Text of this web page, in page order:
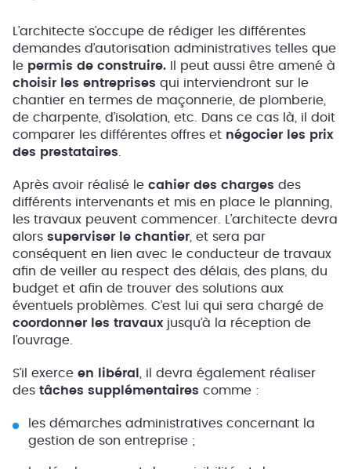
L’architecte s’occupe de rédiger les différentes
demandes d’autorisation administratives telles que
le permis de construire. Il peut aussi être amené à
choisir les entreprises qui interviendront sur le
chantier en termes de maçonnerie, de plomberie,
de charpente, d’isolation, etc. Dans ce cas là, il doit
comparer les différentes offres et négocier les prix
des prestataires
Après avoir réalisé le cahier des charges des
différents intervenants et mis en place le planning,
les travaux peuvent commencer. L’architecte devra
alors superviser le chantier , et sera par
conséquent en lien avec le conducteur de travaux
afin de veiller au respect des délais, des plans, du
budget et afin de trouver des solutions aux
éventuels problèmes. C’est lui qui sera chargé de
coordonner les travaux jusqu’à la réception de
l’ouvrage.
S’il exerce en libéral
, il devra également réaliser
des tâches supplémentaires comme :
les démarches administratives concernant la
gestion de son entreprise ;